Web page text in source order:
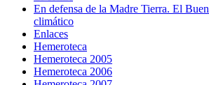
En defensa de la Madre Tierra. El
climático
Enlaces
Hemeroteca
Hemeroteca 2005
Hemeroteca 2006